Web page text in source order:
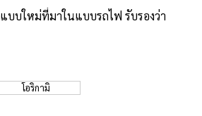
บบใหม่ที่มาในแบบรถไฟ รับรองว่า
โอริกามิ